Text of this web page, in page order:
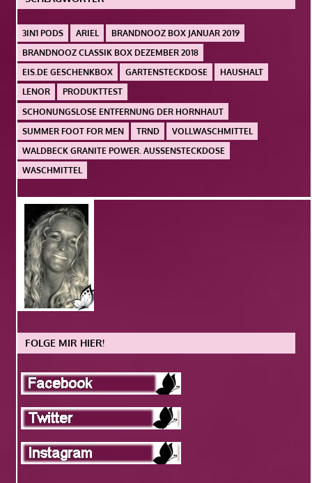
3IN1 PODS ARIEL
BRANDNOOZ BOX JANUAR 2019
BRANDNOOZ CLASSIK BOX DEZEMBER 2018
EIS.DE GESCHENKBOX
GARTENSTECKDOSE
HAUSHALT
LENOR
PRODUKTTEST
SCHONUNGSLOSE ENTFERNUNG DER HORNHAUT
SUMMER FOOT FOR MEN
TRND
VOLLWASCHMITTEL
WALDBECK GRANITE POWER. AUSSENSTECKDOSE
WASCHMITTEL
FOLGE MIR HIER!